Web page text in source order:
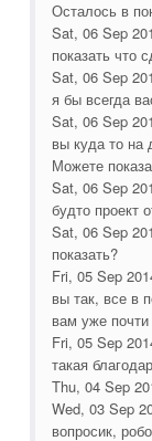
Осталось в
Sat, 06 Sep
показать что
Sat, 06 Sep
я бы всегда
Sat, 06 Sep
вы куда то на
Можете
Sat, 06 Sep
будто проект
Sat, 06 Sep
показать?
Fri, 05 Sep
вы так, все в
вам уже почти
Fri, 05 Sep
такая
Thu, 04 Sep
Wed, 03 Sep
вопросик,